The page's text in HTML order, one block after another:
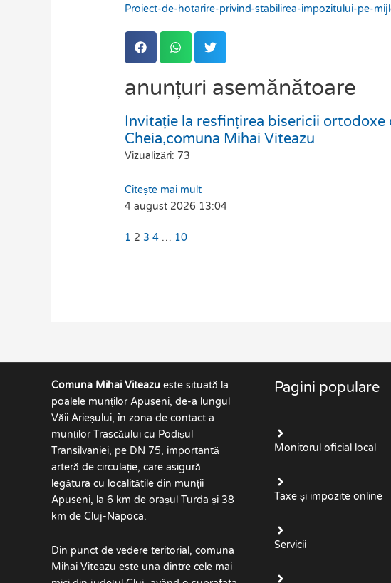
Proiect-de-hotarire-privind-stabilirea-impozitului-pe-
anunțuri asemănătoare
Invitație la resfințirea bisericii ortodoxe
Cheia,comuna Mihai Viteazu
Vizualizări: 73
Citește mai mult
4 august 2026 13:04
Page
1
Page
2
Page
3
Page
4 …
Page
10
Comuna Mihai Viteazu este situată la
poalele munților Apuseni, de-a lungul
Văii Arieșului, în zona de contact a
munților Trascăului cu Podișul
Transilvaniei, pe DN 75, importantă
arteră de circulație, care asigură
legătura cu localitătile din munții
Apuseni, la 6 km de orașul Turda și 38
km de Cluj-Napoca.
Din punct de vedere teritorial, comuna
Mihai Viteazu este una dintre cele mai
Pagini populare
Monitorul oficial local
Taxe și impozite online
Servicii